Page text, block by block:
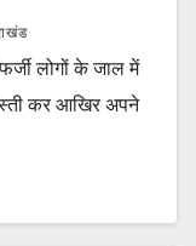
लोगों के जाल में
कर आखिर अपने